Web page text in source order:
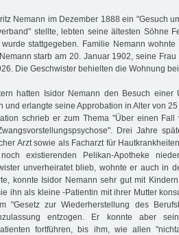
Nemann im Dezember 1888 ein "Gesuch
stellte, lebten seine ältesten Söhne
stattgegeben. Familie Nemann
starb am 20. Januar 1902, seine
Die Geschwister behielten die Wohnung bei.
hatten Isidor Nemann den Besuch einer
und erlangte seine Approbation in Alter von
schrieb er zum Thema "Über einen
Drei Jahre
Arzt sowie als Facharzt für
existierenden Pelikan-Apotheke
unverheiratet blieb, wohnte er auch in
konnte Isidor Nemann sehr gut mit
ihn als kleine -Patientin mit ihrer Mutter
"Gesetz zur Wiederherstellung des
entzogen. Er konnte aber
fortführen, bis ihm, wie allen